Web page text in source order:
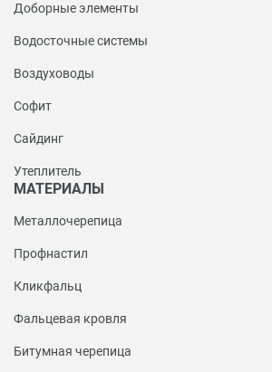
Доборные элементы
Водосточные системы
Воздуховоды
Софит
Сайдинг
Утеплитель
МАТЕРИАЛЫ
Металлочерепица
Профнастил
Кликфальц
Фальцевая кровля
Битумная черепица